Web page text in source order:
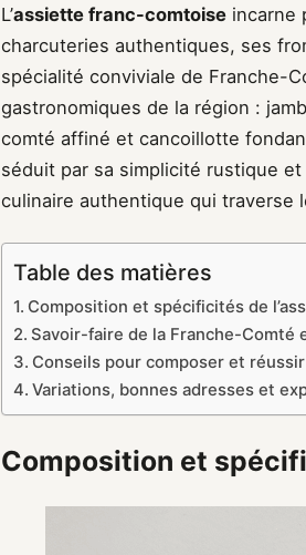
L’assiette franc-comtoise incarne
charcuteries authentiques, ses
spécialité conviviale de Franche-
gastronomiques de la région :
comté affiné et cancoillotte
séduit par sa simplicité rustique
culinaire authentique qui traverse
Table des matières
Composition et spécificités de
Savoir-faire de la Franche-Comté
Conseils pour composer et
Variations, bonnes adresses et
Composition et